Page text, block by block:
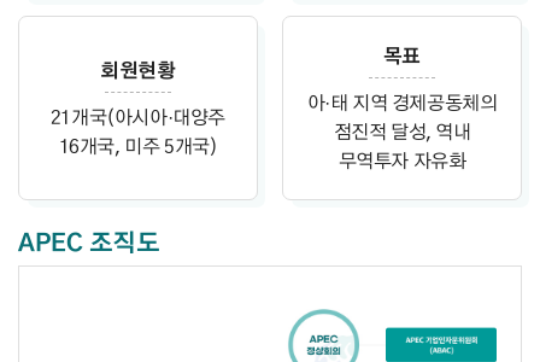
회원현황
21개국(아시아·대양주
16개국, 미주 5개국)
목표
아·태 지역 경제공동체의
점진적 달성, 역내
무역투자 자유화
APEC 조직도